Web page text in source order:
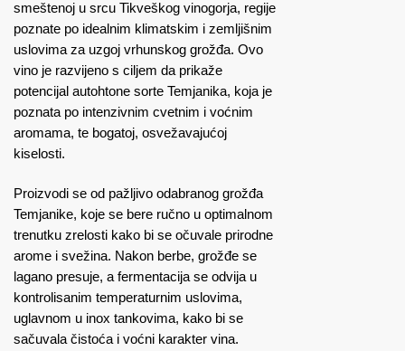
smeštenoj u srcu Tikveškog vinogorja, regije
poznate po idealnim klimatskim i zemljišnim
uslovima za uzgoj vrhunskog grožđa. Ovo
vino je razvijeno s ciljem da prikaže
potencijal autohtone sorte Temjanika, koja je
poznata po intenzivnim cvetnim i voćnim
aromama, te bogatoj, osvežavajućoj
kiselosti.
Proizvodi se od pažljivo odabranog grožđa
Temjanike, koje se bere ručno u optimalnom
trenutku zrelosti kako bi se očuvale prirodne
arome i svežina. Nakon berbe, grožđe se
lagano presuje, a fermentacija se odvija u
kontrolisanim temperaturnim uslovima,
uglavnom u inox tankovima, kako bi se
sačuvala čistoća i voćni karakter vina.